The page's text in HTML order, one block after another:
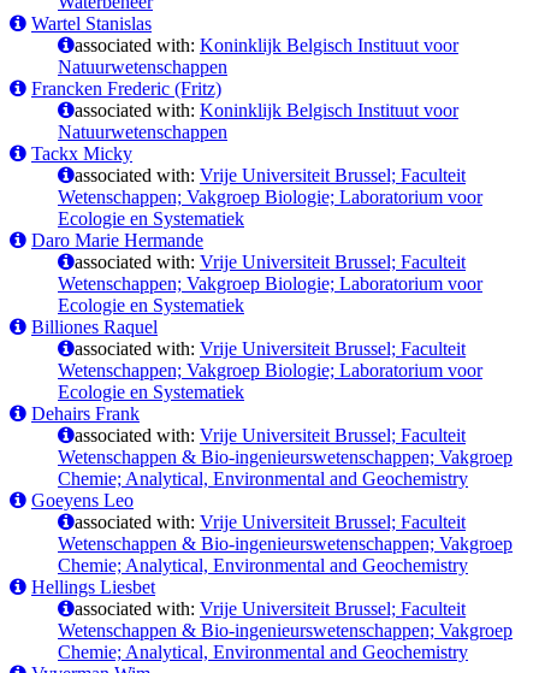
Wartel Stanislas
associated with: Koninklijk Belgisch Instituut voor
Natuurwetenschappen
Francken Frederic (Fritz)
associated with: Koninklijk Belgisch Instituut voor
Natuurwetenschappen
Tackx Micky
associated with: Vrije Universiteit Brussel; Faculteit
Wetenschappen; Vakgroep Biologie; Laboratorium voor
Ecologie en Systematiek
Daro Marie Hermande
associated with: Vrije Universiteit Brussel; Faculteit
Wetenschappen; Vakgroep Biologie; Laboratorium voor
Ecologie en Systematiek
Billiones Raquel
associated with: Vrije Universiteit Brussel; Faculteit
Wetenschappen; Vakgroep Biologie; Laboratorium voor
Ecologie en Systematiek
Dehairs Frank
associated with: Vrije Universiteit Brussel; Faculteit
Wetenschappen & Bio-ingenieurswetenschappen; Vakgroep
Chemie; Analytical, Environmental and Geochemistry
Goeyens Leo
associated with: Vrije Universiteit Brussel; Faculteit
Wetenschappen & Bio-ingenieurswetenschappen; Vakgroep
Chemie; Analytical, Environmental and Geochemistry
Hellings Liesbet
associated with: Vrije Universiteit Brussel; Faculteit
Wetenschappen & Bio-ingenieurswetenschappen; Vakgroep
Chemie; Analytical, Environmental and Geochemistry